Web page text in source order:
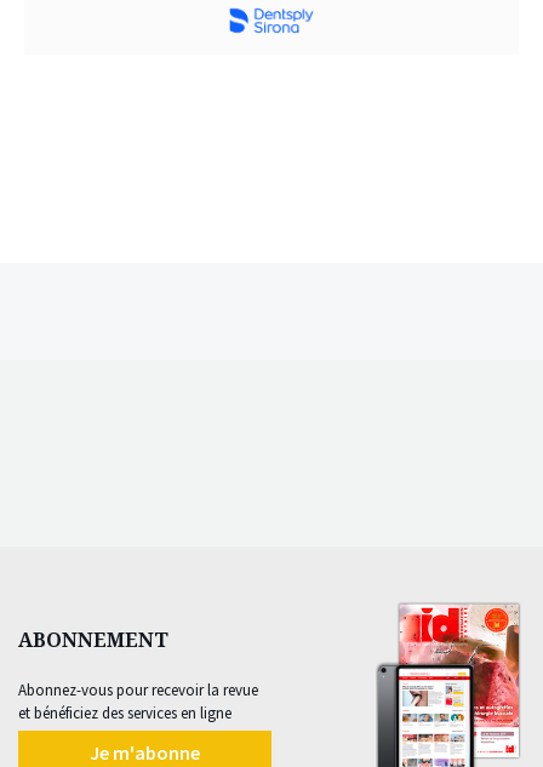
ABONNEMENT
Abonnez-vous pour recevoir la revue
et bénéficiez des services en ligne
Je m'abonne